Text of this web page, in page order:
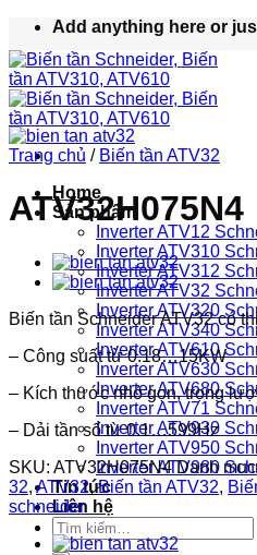
nội
dung
Add anything here or
Home
Sản phẩm
Inverter ATV12
Inverter ATV310
Inverter ATV312
Inverter ATV32
Inverter ATV320
Inverter ATV340
Inverter ATV610
Inverter ATV630
Inverter ATV680
Inverter ATV71
Inverter ATV930
Inverter ATV950
Inverter ATV980
Tin tức
Liên hệ
Tìm
kiếm:
Trang chủ / Biến tần ATV32
ATV32H075N4
Biến tần Schneider ATV32 có
– Công suất từ 0.18…15KW
– Kích thước nhỏ gọn, trọng
– Dải tần số từ 0.1…599Hz
SKU: ATV32H075N4 Danh
32,ATV32,Biến tần ATV32,
schneider